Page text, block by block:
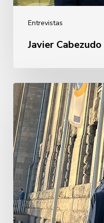
Entrevistas
Javier Cabezudo
Guillermo
Rebollo
de
Garay